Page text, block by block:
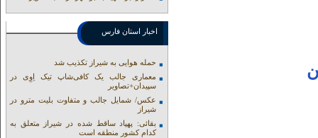
اخبار استان فارس
حمله هوایی به شیراز تکذیب شد
معماری جالب یک کافی‌شاپ تیک اِوِی در
سپیدان+تصاویر
عکس/ شمایل جالب و متفاوت بلیت مترو در
شیراز
بقائی: پهپاد ساقط شده در شیراز متعلق به
کدام کشور منطقه است